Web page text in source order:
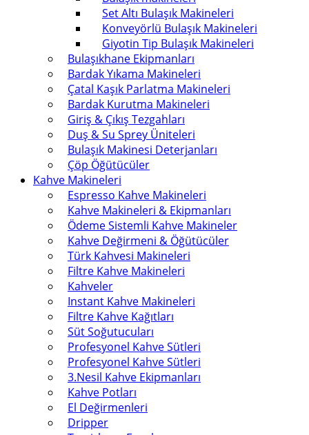
Set Altı Bulaşık Makineleri
Konveyörlü Bulaşık Makineleri
Giyotin Tip Bulaşık Makineleri
Bulaşıkhane Ekipmanları
Bardak Yıkama Makineleri
Çatal Kaşık Parlatma Makineleri
Bardak Kurutma Makineleri
Giriş & Çıkış Tezgahları
Duş & Su Sprey Üniteleri
Bulaşık Makinesi Deterjanları
Çöp Öğütücüler
Kahve Makineleri
Espresso Kahve Makineleri
Kahve Makineleri & Ekipmanları
Ödeme Sistemli Kahve Makineler
Kahve Değirmeni & Öğütücüler
Türk Kahvesi Makineleri
Filtre Kahve Makineleri
Kahveler
Instant Kahve Makineleri
Filtre Kahve Kağıtları
Süt Soğutucuları
Profesyonel Kahve Sütleri
Profesyonel Kahve Sütleri
3.Nesil Kahve Ekipmanları
Kahve Potları
El Değirmenleri
Dripper